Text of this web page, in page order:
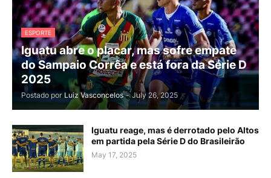
ESPORTE
Iguatu abre o placar, mas sofre empate
do Sampaio Corrêa e está fora da Série D
2025
Postado por Luiz Vasconcelos - July 26, 2025
Iguatu reage, mas é derrotado pelo Altos
em partida pela Série D do Brasileirão
May 17, 2025